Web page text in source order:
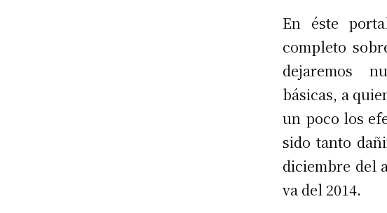
En éste
completo
dejaremos
básicas, a
un poco los
sido tanto
diciembre del
va del 2014.